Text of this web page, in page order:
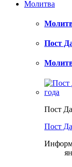
Молитва
Пост
Пост
Пост